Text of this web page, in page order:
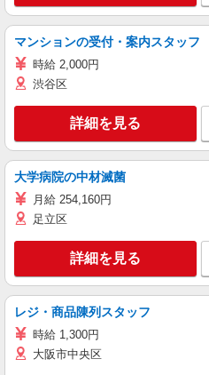
マンションの受付・案内スタッフ
時給 2,000円
渋谷区
詳細を見る
大学病院の中材滅菌
月給 254,160円
足立区
詳細を見る
レジ・商品陳列スタッフ
時給 1,300円
大阪市中央区